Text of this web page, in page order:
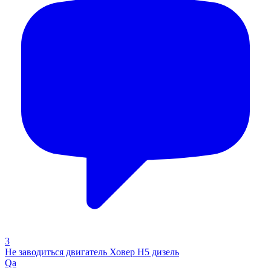
3
Не заводиться двигатель Ховер H5 дизель
Qa